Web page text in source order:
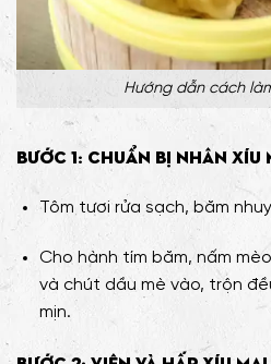
Hướng dẫn cách
Bước 1: Chuẩn bị nhân xíu
Tôm tươi rửa sạch, băm
Cho hành tím băm, nấm
và chút dầu mè vào, trộn
mịn.